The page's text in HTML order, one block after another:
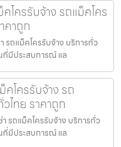
โครรับจ้าง รถแม็คโคร
คาถูก
รถแม็คโครรับจ้าง บริการทั่ว
ที่มีประสบการณ์ แล
โครรับจ้าง รถ
ไทย ราคาถูก
รถแม็คโครรับจ้าง บริการทั่ว
ที่มีประสบการณ์ แล